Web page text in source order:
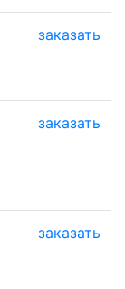
заказать
заказать
заказать